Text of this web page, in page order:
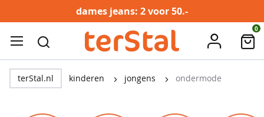
dames jeans: 2 voor 50.-
naar
de
inhoud
ZOEK
0
account
dames
terStal.nl kinderen jongens ondermode